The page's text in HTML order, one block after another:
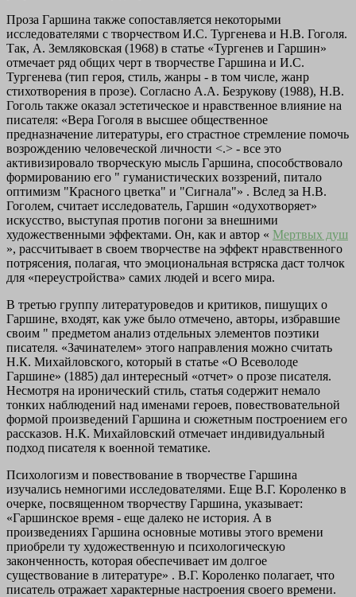
Проза Гаршина также сопоставляется некоторыми
исследователями с творчеством И.С. Тургенева и Н.В. Гоголя.
Так, А. Земляковская (1968) в статье «Тургенев и Гаршин»
отмечает ряд общих черт в творчестве Гаршина и И.С.
Тургенева (тип героя, стиль, жанры - в том числе, жанр
стихотворения в прозе). Согласно A.A. Безрукову (1988), Н.В.
Гоголь также оказал эстетическое и нравственное влияние на
писателя: «Вера Гоголя в высшее общественное
предназначение литературы, его страстное стремление помочь
возрождению человеческой личности <.> - все это
активизировало творческую мысль Гаршина, способствовало
формированию его " гуманистических воззрений, питало
оптимизм "Красного цветка" и "Сигнала"» . Вслед за Н.В.
Гоголем, считает исследователь, Гаршин «одухотворяет»
искусство, выступая против погони за внешними
художественными эффектами. Он, как и автор « Мертвых душ
», рассчитывает в своем творчестве на эффект нравственного
потрясения, полагая, что эмоциональная встряска даст толчок
для «переустройства» самих людей и всего мира.
В третью группу литературоведов и критиков, пишущих о
Гаршине, входят, как уже было отмечено, авторы, избравшие
своим " предметом анализ отдельных элементов поэтики
писателя. «Зачинателем» этого направления можно считать
Н.К. Михайловского, который в статье «О Всеволоде
Гаршине» (1885) дал интересный «отчет» о прозе писателя.
Несмотря на иронический стиль, статья содержит немало
тонких наблюдений над именами героев, повествовательной
формой произведений Гаршина и сюжетным построением его
рассказов. Н.К. Михайловский отмечает индивидуальный
подход писателя к военной тематике.
Психологизм и повествование в творчестве Гаршина
изучались немногими исследователями. Еще В.Г. Короленко в
очерке, посвященном творчеству Гаршина, указывает:
«Гаршинское время - еще далеко не история. А в
произведениях Гаршина основные мотивы этого времени
приобрели ту художественную и психологическую
законченность, которая обеспечивает им долгое
существование в литературе» . В.Г. Короленко полагает, что
писатель отражает характерные настроения своего времени.